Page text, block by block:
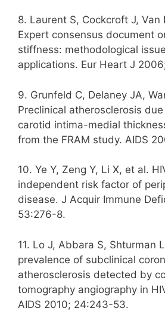
8. Laurent S, Cockcroft J, Van
Expert consensus document
stiffness: methodological
applications. Eur Heart J
9. Grunfeld C, Delaney JA,
Preclinical atherosclerosis
carotid intima-medial
from the FRAM study. AIDS
10. Ye Y, Zeng Y, Li X, et al.
independent risk factor of
disease. J Acquir Immune
53:276-8.
11. Lo J, Abbara S, Shturman
prevalence of subclinical
atherosclerosis detected by
tomography angiography in
AIDS 2010; 24:243-53.